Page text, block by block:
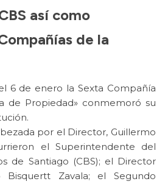
así como
de la
6 de enero la Sexta Compañía
de Propiedad» conmemoró su
por el Director, Guillermo
el Superintendente del
de Santiago (CBS); el Director
Bisquertt Zavala; el Segundo